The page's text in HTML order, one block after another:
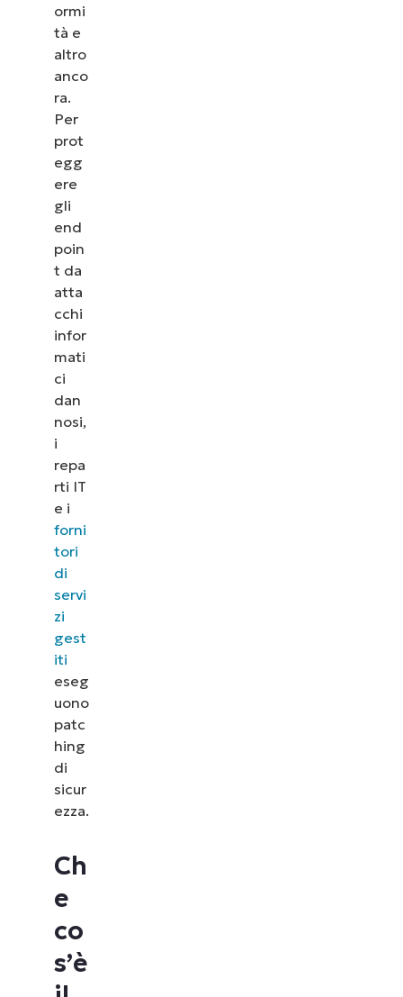
ormi
tà e
altro
anco
ra.
Per
prot
egg
ere
gli
end
poin
t da
atta
cchi
infor
mati
ci
dan
nosi,
i
repa
rti IT
e i
forni
tori
di
servi
zi
gest
iti
eseg
uono
patc
hing
di
sicur
ezza.
Ch
e
co
s’è